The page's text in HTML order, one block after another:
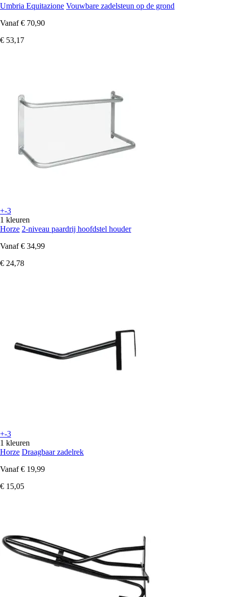
Umbria Equitazione Vouwbare zadelsteun op de grond
Vanaf € 70,90
€ 53,17
+-3
1 kleuren
Horze 2-niveau paardrij hoofdstel houder
Vanaf € 34,99
€ 24,78
+-3
1 kleuren
Horze Draagbaar zadelrek
Vanaf € 19,99
€ 15,05